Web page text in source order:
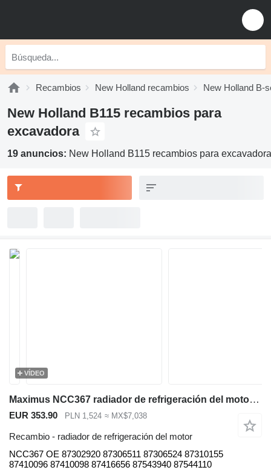
Recambios New Holland recambios New Holland B-
New Holland B115 recambios para
excavadora
19 anuncios: New Holland B115 recambios para excavadora
VÍDEO
Maximus NCC367 radiador de refrigeración del motor para New Holland B110 , B115 , B95 , LB110 , LB115 , LB75 , LB90 , retroexcavadora
EUR 353.90 PLN 1,524 ≈ MX$7,038
Recambio - radiador de refrigeración del motor
NCC367 OE 87302920 87306511 87306524 87310155
87410096 87410098 87416656 87543940 87544110